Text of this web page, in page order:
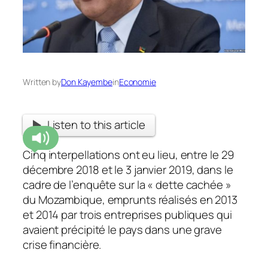
Written byDon KayembeinEconomie
Listen to this article
Cinq interpellations ont eu lieu, entre le 29
décembre 2018 et le 3 janvier 2019, dans le
cadre de l’enquête sur la « dette cachée »
du Mozambique, emprunts réalisés en 2013
et 2014 par trois entreprises publiques qui
avaient précipité le pays dans une grave
crise financière.